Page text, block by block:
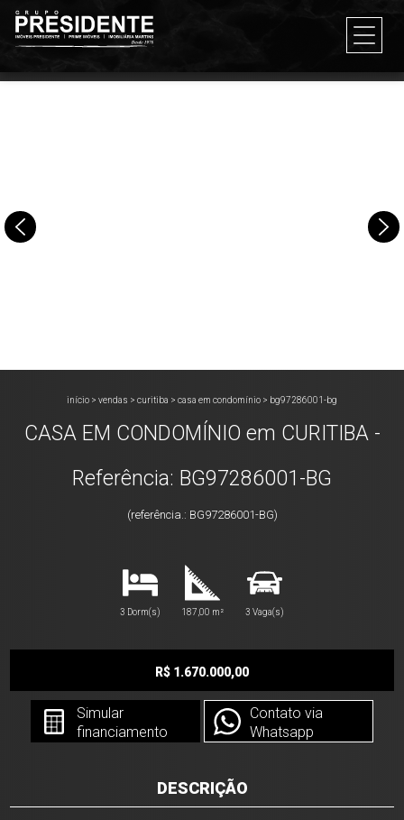
início > vendas > curitiba > casa em condomínio > bg97286001-bg
CASA EM CONDOMÍNIO em CURITIBA -
Referência: BG97286001-BG
(referência.: BG97286001-BG)
3 Dorm(s) 187,00 m² 3 Vaga(s)
R$ 1.670.000,00
Simular
financiamento
Contato via
Whatsapp
DESCRIÇÃO